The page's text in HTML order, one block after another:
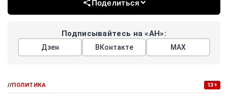
Поделиться
Подписывайтесь на «АН»:
Дзен ВКонтакте МАХ
//ПОЛИТИКА 13+